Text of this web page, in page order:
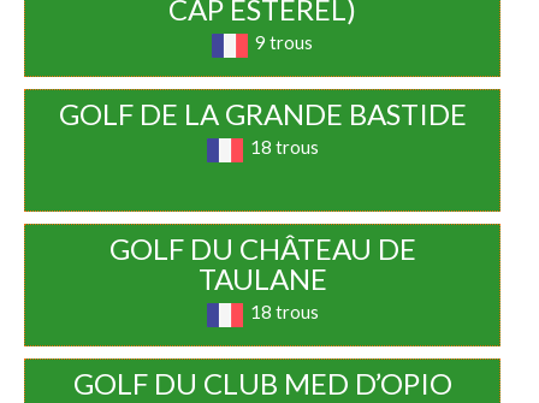
CAP ESTEREL)
9 trous
GOLF DE LA GRANDE BASTIDE
18 trous
GOLF DU CHÂTEAU DE
TAULANE
18 trous
GOLF DU CLUB MED D’OPIO